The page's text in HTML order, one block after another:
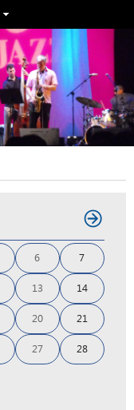
6 7
13 14
20 21
27 28